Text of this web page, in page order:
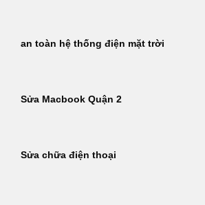
an toàn hệ thống điện mặt trời
Sửa Macbook Quận 2
Sửa chữa điện thoại